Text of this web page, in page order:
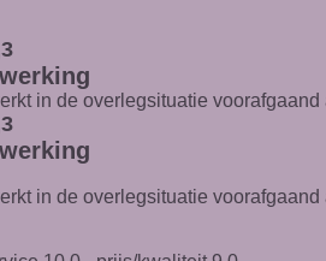
in de overlegsituatie
in de overlegsituatie